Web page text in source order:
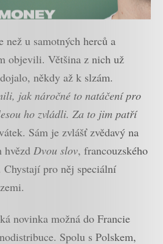
u samotných herců a
objevili. Většina z nich už
někdy až k slzám.
jak náročné to natáčení pro
ho zvládli. Za to jim patří
Sám je zvlášť zvědavý na
hvězd Dvou slov, francouzského
Chystají pro něj speciální
novinka možná do Francie
Spolu s Polskem,